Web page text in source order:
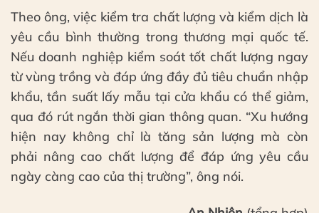
Theo ông, việc kiểm tra chất lượng và kiểm dịch là
yêu cầu bình thường trong thương mại quốc tế.
Nếu doanh nghiệp kiểm soát tốt chất lượng ngay
từ vùng trồng và đáp ứng đầy đủ tiêu chuẩn nhập
khẩu, tần suất lấy mẫu tại cửa khẩu có thể giảm,
qua đó rút ngắn thời gian thông quan. “Xu hướng
hiện nay không chỉ là tăng sản lượng mà còn
phải nâng cao chất lượng để đáp ứng yêu cầu
ngày càng cao của thị trường”, ông nói.